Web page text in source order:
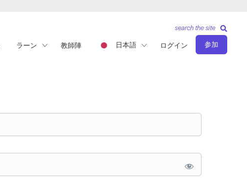
ラーン 教師陣 日本語 ログイン 参加
search the site